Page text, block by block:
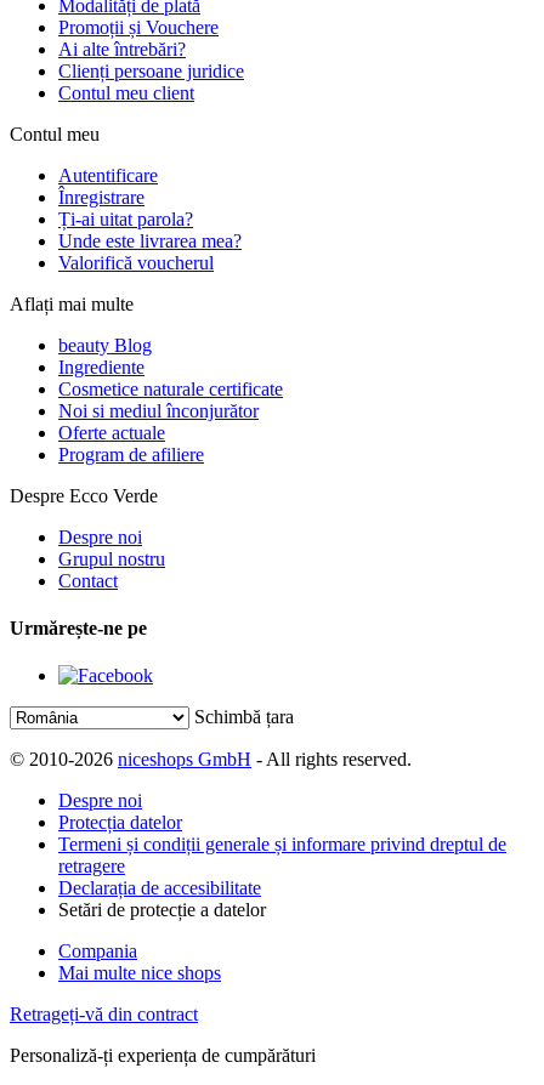
Modalități de plată
Promoții și Vouchere
Ai alte întrebări?
Clienți persoane juridice
Contul meu client
Contul meu
Autentificare
Înregistrare
Ți-ai uitat parola?
Unde este livrarea mea?
Valorifică voucherul
Aflați mai multe
beauty Blog
Ingrediente
Cosmetice naturale certificate
Noi si mediul înconjurător
Oferte actuale
Program de afiliere
Despre Ecco Verde
Despre noi
Grupul nostru
Contact
Urmărește-ne pe
Schimbă țara
© 2010-2026 niceshops GmbH - All rights reserved.
Despre noi
Protecția datelor
Termeni și condiții generale și informare privind dreptul de
retragere
Declarația de accesibilitate
Setări de protecție a datelor
Compania
Mai multe nice shops
Retrageți-vă din contract
Personaliză-ți experiența de cumpărături